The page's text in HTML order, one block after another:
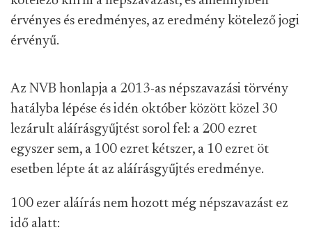
érvényes és eredményes, az eredmény kötelező jogi
érvényű.
Az NVB honlapja a 2013-as népszavazási törvény
hatályba lépése és idén október között közel 30
lezárult aláírásgyűjtést sorol fel: a 200 ezret
egyszer sem, a 100 ezret kétszer, a 10 ezret öt
esetben lépte át az aláírásgyűjtés eredménye.
100 ezer aláírás nem hozott még népszavazást ez
idő alatt: